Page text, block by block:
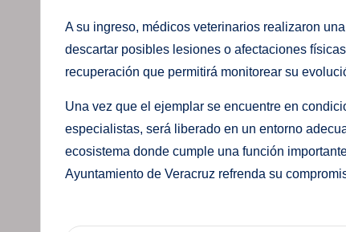
A su ingreso, médicos veterinarios realizaron
descartar posibles lesiones o afectaciones
recuperación que permitirá monitorear su
Una vez que el ejemplar se encuentre en
especialistas, será liberado en un entorno
ecosistema donde cumple una función
Ayuntamiento de Veracruz refrenda su